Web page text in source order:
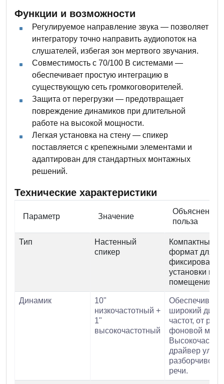
Функции и возможности
Регулируемое направление звука — позволяет
интегратору точно направить аудиопоток на
слушателей, избегая зон мертвого звучания.
Совместимость с 70/100 В системами —
обеспечивает простую интеграцию в
существующую сеть громкоговорителей.
Защита от перегрузки — предотвращает
повреждение динамиков при длительной
работе на высокой мощности.
Легкая установка на стену — спикер
поставляется с крепежными элементами и
адаптирован для стандартных монтажных
решений.
Технические характеристики
Параметр Значение
Объяснение
польза
Тип
Настенный
спикер
Компактный
формат для
установки в
помещениях.
Динамик
10"
низкочастотный +
1"
высокочастотный
Обеспечивает
широкий
частот, от
фоновой
драйвер
разборчивость
речи.